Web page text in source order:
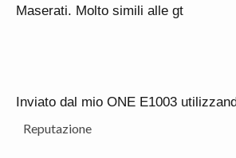
Maserati. Molto simili alle gt
Inviato dal mio ONE E1003
Reputazione